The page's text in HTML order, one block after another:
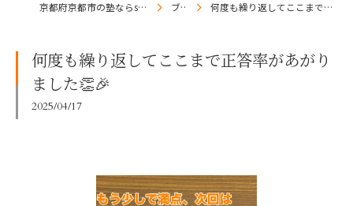
京都府京都市の塾ならs-Liveきょうと梅小路校 ブログ 何度も繰り返してここまで正答率があがりました👏🎉
何度も繰り返してここまで正答率があがり
ました👏🎉
2025/04/17